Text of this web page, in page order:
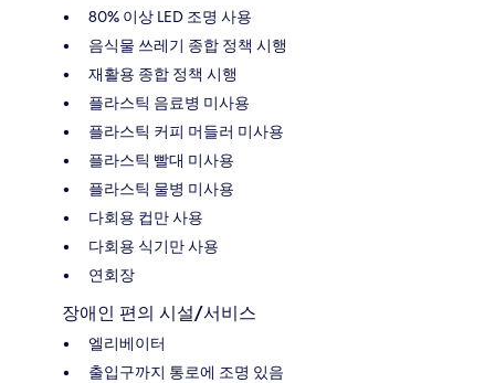
80% 이상 LED 조명 사용
음식물 쓰레기 종합 정책 시행
재활용 종합 정책 시행
플라스틱 음료병 미사용
플라스틱 커피 머들러 미사용
플라스틱 빨대 미사용
플라스틱 물병 미사용
다회용 컵만 사용
다회용 식기만 사용
연회장
장애인 편의 시설/서비스
엘리베이터
출입구까지 통로에 조명 있음